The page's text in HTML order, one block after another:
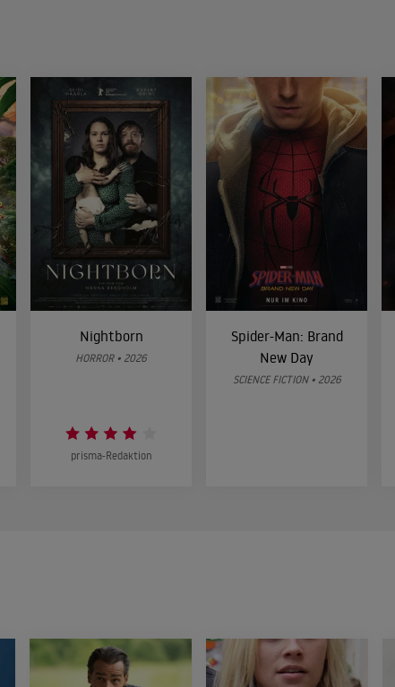
Nightborn
HORROR • 2026
prisma-Redaktion
Spider-Man: Brand
New Day
SCIENCE FICTION • 2026